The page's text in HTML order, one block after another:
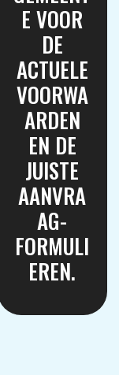
E VOOR
DE
ACTUELE
VOORWA
ARDEN
EN DE
JUISTE
AANVRA
AG-
FORMULI
EREN.